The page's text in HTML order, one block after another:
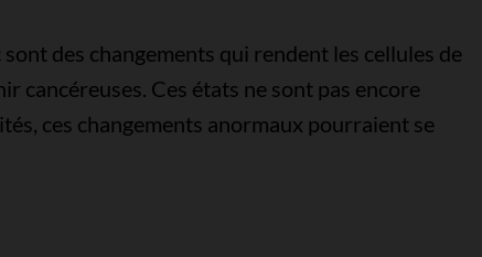
des changements qui rendent les cellules de
cancéreuses. Ces états ne sont pas encore
ces changements anormaux pourraient se